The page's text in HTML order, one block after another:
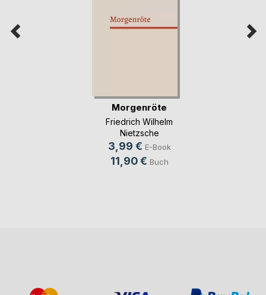
Morgenröte
Friedrich Wilhelm
Nietzsche
3,99 € E-Book
11,90 € Buch